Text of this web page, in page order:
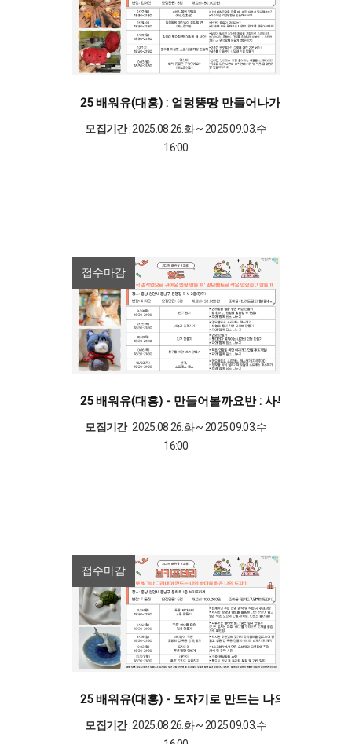
25 배워유(대흥) : 얼렁뚱땅 만들어나가는 나의 소품
모집기간: 2025.08.26.화 ~ 2025.09.03.수
16:00
25 배워유(대흥) - 만들어볼까요반 : 사부작 손작업
모집기간: 2025.08.26.화 ~ 2025.09.03.수
16:00
접수마감
25 배워유(대흥) - 도자기로 만드는 나의 바다 : 손
모집기간: 2025.08.26.화 ~ 2025.09.03.수
접수마감